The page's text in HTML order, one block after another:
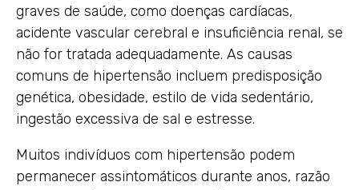
graves de saúde, como doenças cardíacas,
acidente vascular cerebral e insuficiência renal, se
não for tratada adequadamente. As causas
comuns de hipertensão incluem predisposição
genética, obesidade, estilo de vida sedentário,
ingestão excessiva de sal e estresse.
Muitos indivíduos com hipertensão podem
permanecer assintomáticos durante anos, razão